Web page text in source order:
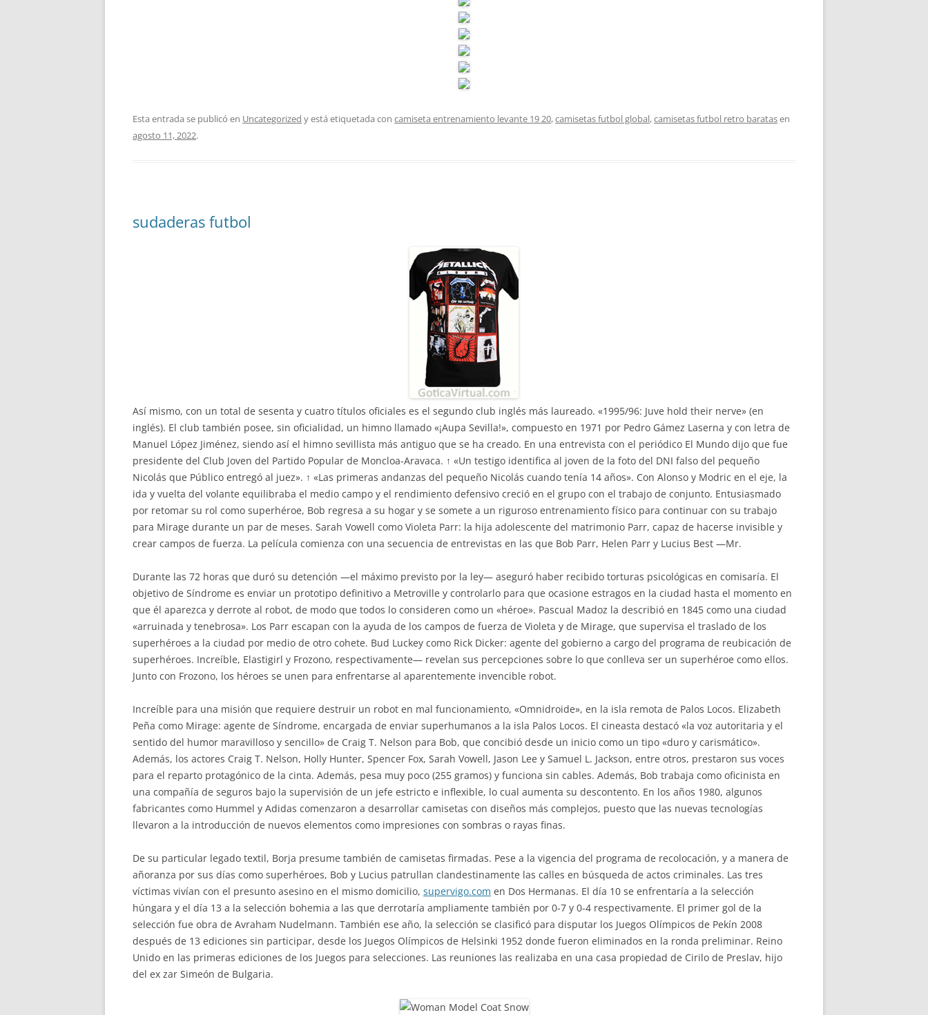
Esta entrada se publicó en Uncategorized y está etiquetada con camiseta entrenamiento levante 19 20,camisetas futbol global,camisetas futbol retro baratasen
agosto 11, 2022.
sudaderas futbol
Así mismo, con un total de sesenta y cuatro títulos oficiales es el segundo club inglés más laureado. «1995/96: Juve hold their nerve» (en
inglés). El club también posee, sin oficialidad, un himno llamado «¡Aupa Sevilla!», compuesto en 1971 por Pedro Gámez Laserna y con letra de
Manuel López Jiménez, siendo así el himno sevillista más antiguo que se ha creado. En una entrevista con el periódico El Mundo dijo que fue
presidente del Club Joven del Partido Popular de Moncloa-Aravaca. ↑ «Un testigo identifica al joven de la foto del DNI falso del pequeño
Nicolás que Público entregó al juez». ↑ «Las primeras andanzas del pequeño Nicolás cuando tenía 14 años». Con Alonso y Modric en el eje, la
ida y vuelta del volante equilibraba el medio campo y el rendimiento defensivo creció en el grupo con el trabajo de conjunto. Entusiasmado
por retomar su rol como superhéroe, Bob regresa a su hogar y se somete a un riguroso entrenamiento físico para continuar con su trabajo
para Mirage durante un par de meses. Sarah Vowell como Violeta Parr: la hija adolescente del matrimonio Parr, capaz de hacerse invisible y
crear campos de fuerza. La película comienza con una secuencia de entrevistas en las que Bob Parr, Helen Parr y Lucius Best —Mr.
Durante las 72 horas que duró su detención —el máximo previsto por la ley— aseguró haber recibido torturas psicológicas en comisaría. El
objetivo de Síndrome es enviar un prototipo definitivo a Metroville y controlarlo para que ocasione estragos en la ciudad hasta el momento en
que él aparezca y derrote al robot, de modo que todos lo consideren como un «héroe». Pascual Madoz la describió en 1845 como una ciudad
«arruinada y tenebrosa». Los Parr escapan con la ayuda de los campos de fuerza de Violeta y de Mirage, que supervisa el traslado de los
superhéroes a la ciudad por medio de otro cohete. Bud Luckey como Rick Dicker: agente del gobierno a cargo del programa de reubicación de
superhéroes. Increíble, Elastigirl y Frozono, respectivamente— revelan sus percepciones sobre lo que conlleva ser un superhéroe como ellos.
Junto con Frozono, los héroes se unen para enfrentarse al aparentemente invencible robot.
Increíble para una misión que requiere destruir un robot en mal funcionamiento, «Omnidroide», en la isla remota de Palos Locos. Elizabeth
Peña como Mirage: agente de Síndrome, encargada de enviar superhumanos a la isla Palos Locos. El cineasta destacó «la voz autoritaria y el
sentido del humor maravilloso y sencillo» de Craig T. Nelson para Bob, que concibió desde un inicio como un tipo «duro y carismático».
Además, los actores Craig T. Nelson, Holly Hunter, Spencer Fox, Sarah Vowell, Jason Lee y Samuel L. Jackson, entre otros, prestaron sus voces
para el reparto protagónico de la cinta. Además, pesa muy poco (255 gramos) y funciona sin cables. Además, Bob trabaja como oficinista en
una compañía de seguros bajo la supervisión de un jefe estricto e inflexible, lo cual aumenta su descontento. En los años 1980, algunos
fabricantes como Hummel y Adidas comenzaron a desarrollar camisetas con diseños más complejos, puesto que las nuevas tecnologías
llevaron a la introducción de nuevos elementos como impresiones con sombras o rayas finas.
De su particular legado textil, Borja presume también de camisetas firmadas. Pese a la vigencia del programa de recolocación, y a manera de
añoranza por sus días como superhéroes, Bob y Lucius patrullan clandestinamente las calles en búsqueda de actos criminales. Las tres
víctimas vivían con el presunto asesino en el mismo domicilio, supervigo.com en Dos Hermanas. El día 10 se enfrentaría a la selección
húngara y el día 13 a la selección bohemia a las que derrotaría ampliamente también por 0-7 y 0-4 respectivamente. El primer gol de la
selección fue obra de Avraham Nudelmann. También ese año, la selección se clasificó para disputar los Juegos Olímpicos de Pekín 2008
después de 13 ediciones sin participar, desde los Juegos Olímpicos de Helsinki 1952 donde fueron eliminados en la ronda preliminar. Reino
Unido en las primeras ediciones de los Juegos para selecciones. Las reuniones las realizaba en una casa propiedad de Cirilo de Preslav, hijo
del ex zar Simeón de Bulgaria.